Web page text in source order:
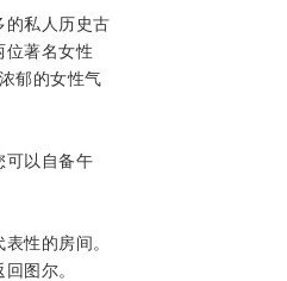
的私人历史古
位著名女性
郁的女性气
可以自备午
性的房间。
图尔。